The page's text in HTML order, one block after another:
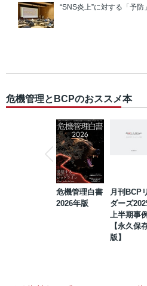
“SNS炎上”に対する「予
危機管理とBCPのおススメ本
危機管理白書
2026年版
月刊BCP
ダーズ
上半期事
【永久保
版】